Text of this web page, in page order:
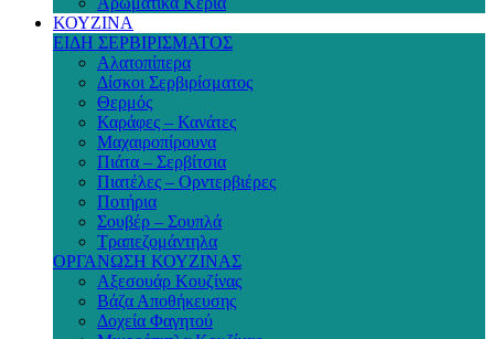
ΚΟΥΖΙΝΑ
ΕΙΔΗ ΣΕΡΒΙΡΙΣΜΑΤΟΣ
Αλατοπίπερα
Δίσκοι Σερβιρίσματος
Θερμός
Καράφες – Κανάτες
Μαχαιροπίρουνα
Πιάτα – Σερβίτσια
Πιατέλες – Ορντερβιέρες
Ποτήρια
Σουβέρ – Σουπλά
Τραπεζομάντηλα
ΟΡΓΑΝΩΣΗ ΚΟΥΖΙΝΑΣ
Αξεσουάρ Κουζίνας
Βάζα Αποθήκευσης
Δοχεία Φαγητού